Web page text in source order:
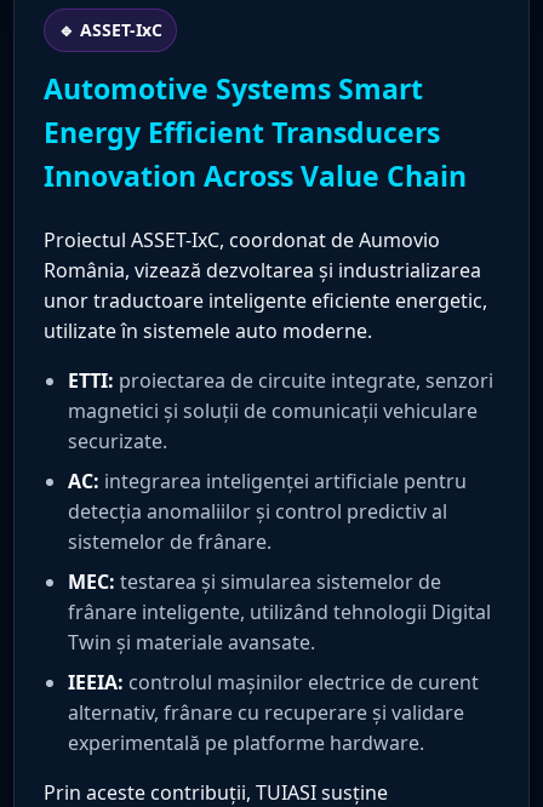
🔹 ASSET-IxC
Automotive Systems Smart
Energy Efficient Transducers
Innovation Across Value Chain
Proiectul ASSET-IxC, coordonat de Aumovio
România, vizează dezvoltarea și industrializarea
unor traductoare inteligente eficiente energetic,
utilizate în sistemele auto moderne.
ETTI: proiectarea de circuite integrate, senzori
magnetici și soluții de comunicații vehiculare
securizate.
AC: integrarea inteligenței artificiale pentru
detecția anomaliilor și control predictiv al
sistemelor de frânare.
MEC: testarea și simularea sistemelor de
frânare inteligente, utilizând tehnologii Digital
Twin și materiale avansate.
IEEIA: controlul mașinilor electrice de curent
alternativ, frânare cu recuperare și validare
experimentală pe platforme hardware.
Prin aceste contribuții, TUIASI susține